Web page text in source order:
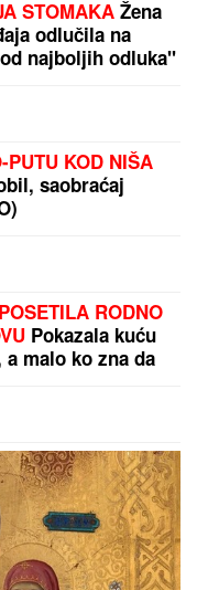
vode na
test koji
evra